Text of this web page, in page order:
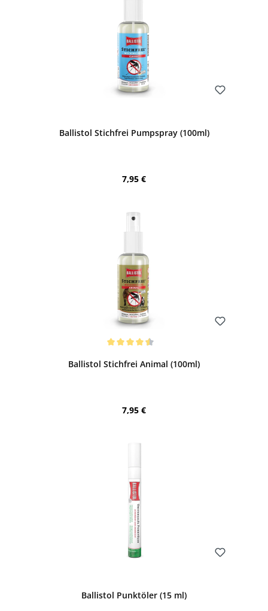
Ballistol Stichfrei Pumpspray (100ml)
Regulärer Preis:
7,95 €
Ballistol Stichfrei Animal (100ml)
Regulärer Preis:
7,95 €
Ballistol Punktöler (15 ml)